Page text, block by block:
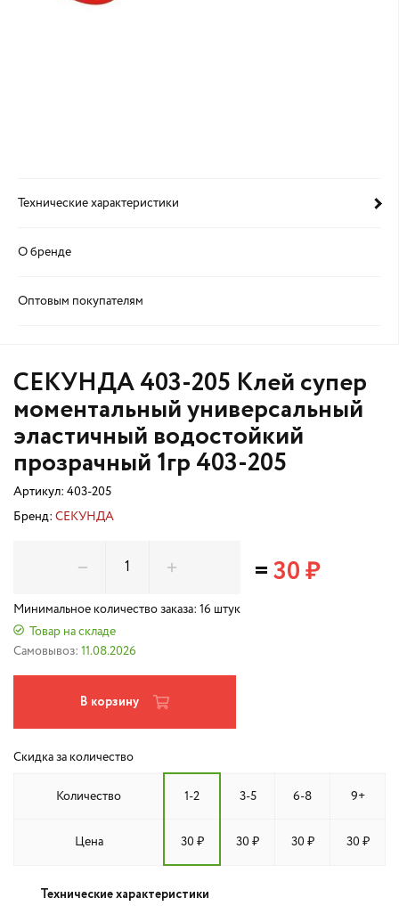
Технические характеристики
О бренде
Оптовым покупателям
СЕКУНДА 403-205 Клей супер
моментальный универсальный
эластичный водостойкий
прозрачный 1гр 403-205
Артикул: 403-205
Бренд: СЕКУНДА
Минимальное количество заказа: 16 штук
Товар на складе
Самовывоз: 11.08.2026
=30 ₽
В корзину
Скидка за количество
Количество 1-2 3-5 6-8 9+
Цена 30 ₽ 30 ₽ 30 ₽ 30 ₽
Технические характеристики